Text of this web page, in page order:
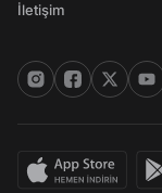
İletişim